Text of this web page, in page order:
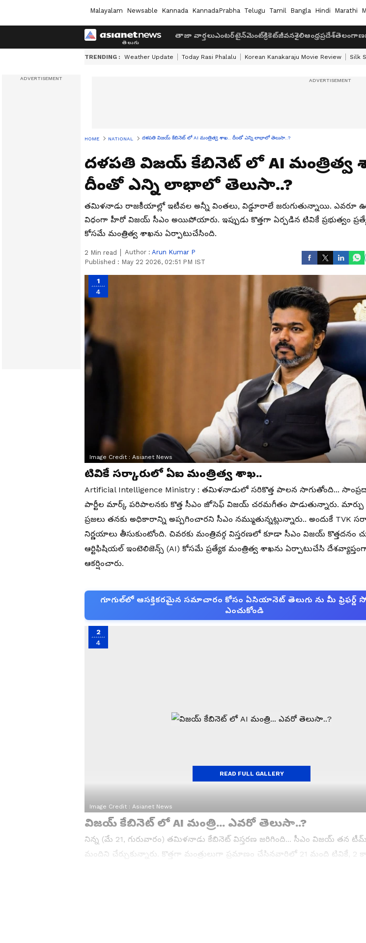
Malayalam Newsable Kannada KannadaPrabha Telugu Tamil Bangla Hindi Marathi
తాజా వార్తలుఎంటర్‌టైన్‌మెంట్క్రికెట్జీవనశైలిఆంధ్రప్రదేశ్తెలంగాణ
TRENDING : Weather Update Today Rasi Phalalu Korean Kanakaraju Movie Review Silk
HOME NATIONAL దళపతి విజయ్ కేబినెట్ లో AI మంత్రిత్వ శాఖ.. దీంతో ఎన్ని లాభాలో తెలుసా..?
దళపతి విజయ్ కేబినెట్ లో AI మంత్రిత్వ
దీంతో ఎన్ని లాభాలో తెలుసా..?
తమిళనాడు రాజకీయాల్లో ఇటీవల అన్నీ వింతలు, విడ్డూరాలే జరుగుతున్నాయి. ఎవరూ
విధంగా హీరో విజయ్ సీఎం అయిపోయారు. ఇప్పుడు కొత్తగా ఏర్పడిన టివికే ప్రభుత్వం
కోసమే మంత్రిత్వ శాఖను ఏర్పాటుచేసింది.
2 Min read Author : Arun Kumar P
Published : May 22 2026, 02:51 PM IST
1
4
Image Credit : Asianet News
టివికే సర్కారులో ఏఐ మంత్రిత్వ శాఖ..
Artificial Intelligence Ministry : తమిళనాడులో సరికొత్త పాలన సాగుతోంది...
పార్టీల మార్క్ పరిపాలనకు కొత్త సీఎం జోసెఫ్ విజయ్ చరమగీతం పాడుతున్నారు.
ప్రజలు తనకు అధికారాన్ని అప్పగించారని సీఎం నమ్ముతున్నట్లున్నారు.. అందుకే TVK
నిర్ణయాలు తీసుకుంటోంది. చివరకు మంత్రివర్గ విస్తరణలో కూడా సీఎం విజయ్ కొత్తదనం
ఆర్టిఫిషియల్ ఇంటెలిజెన్స్ (AI) కోసమే ప్రత్యేక మంత్రిత్వ శాఖను ఏర్పాటుచేసి
ఆకర్షించారు.
గూగుల్‌లో ఆసక్తికరమైన సమాచారం కోసం ఏసియానెట్ తెలుగు ను మీ ఫ్రిఫర్డ్
ఎంచుకోండి
2
4
Image Credit : Asianet News
విజయ్ కేబినెట్ లో AI మంత్రి... ఎవరో తెలుసా..?
నిన్న (మే 21, గురువారం) తమిళనాడు కేబినెట్ విస్తరణ జరిగింది... సీఎం విజయ్ తన
మందిని చేర్చుకున్నారు. కొత్తగా మంత్రులుగా ప్రమాణం చేసినవారిలో 21 మంది టివికే, 2
READ FULL GALLERY